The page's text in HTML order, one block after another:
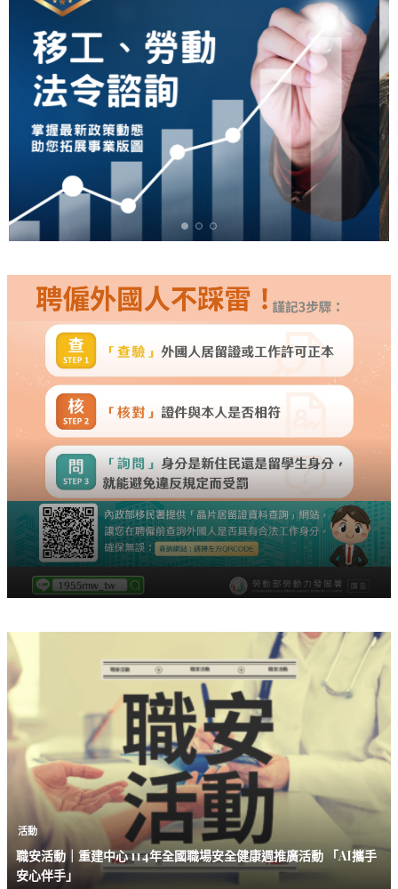
活動
職安活動｜重建中心 114年全國職場安全健康週推廣活動 「AI攜手
安心伴手」